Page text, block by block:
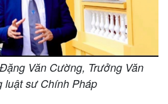
Văn Cường, Trưởng Văn
luật sư Chính Pháp